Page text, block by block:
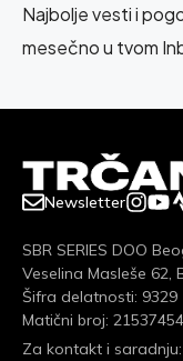
Najbolje vesti i
mesečno u tvom
Newsletter
SBR SERIES DOO
Veselina Masleše 62,
Šifra delatnosti: 9329
Matični broj: 21537454
Za kontakt i saradnju: